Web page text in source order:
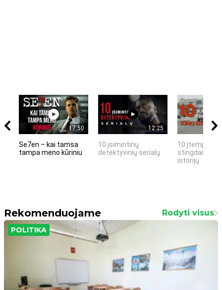
17:50
Se7en – kai tamsa
tampa meno kūriniu
12:25
10 įsimintinų
detektyvinių serialų
10 įtemptų,
stingdančių
istorijų
Rekomenduojame Rodyti visus
POLITIKA